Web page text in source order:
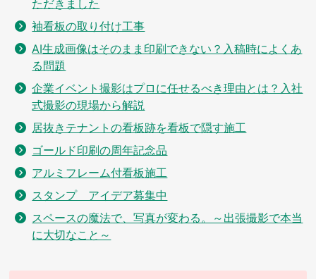
ただきました
袖看板の取り付け工事
AI生成画像はそのまま印刷できない？入稿時によくあ
る問題
企業イベント撮影はプロに任せるべき理由とは？入社
式撮影の現場から解説
居抜きテナントの看板跡を看板で隠す施工
ゴールド印刷の周年記念品
アルミフレーム付看板施工
スタンプ アイデア募集中
スペースの魔法で、写真が変わる。～出張撮影で本当
に大切なこと～